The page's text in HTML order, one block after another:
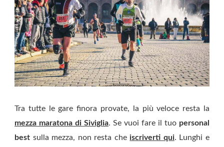
Tra tutte le gare finora provate, la più veloce resta la
mezza maratona di Siviglia. Se vuoi fare il tuo personal
best sulla mezza, non resta che iscriverti qui. Lunghi e